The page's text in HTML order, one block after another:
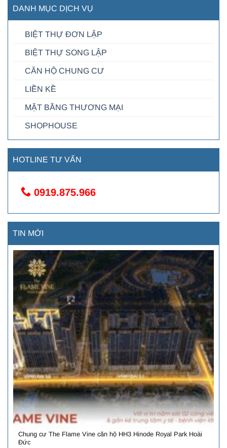
DANH MỤC DỊCH VỤ
BIỆT THỰ ĐƠN LẬP
BIỆT THỰ SONG LẬP
CĂN HỘ CHUNG CƯ
LIỀN KỀ
MẶT BẰNG THƯƠNG MẠI
SHOPHOUSE
HOTLINE TƯ VẤN
0919.875.966
TIN MỚI
Chung cư The Flame Vine căn hộ HH3 Hinode Royal Park Hoài
Đức